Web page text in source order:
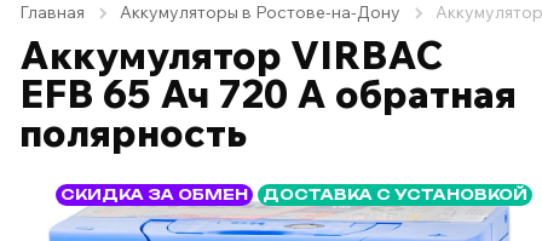
Главная Аккумуляторы в Ростове-на-Дону
Аккумулятор VIRBAC
EFB 65 Ач 720 А обратная
полярность
СКИДКА ЗА ОБМЕН ДОСТАВКА С УСТАНОВКОЙ